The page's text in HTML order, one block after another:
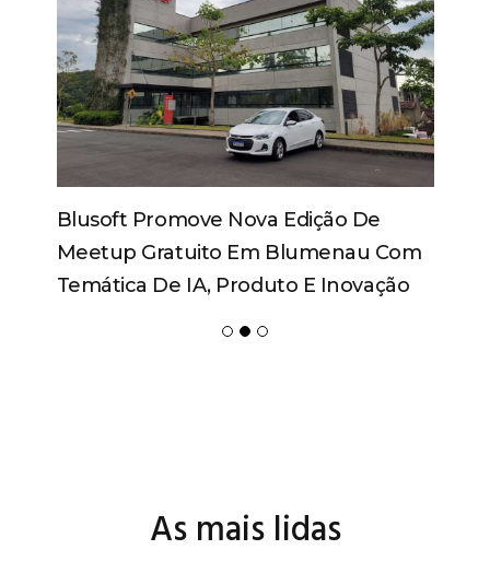
Blusoft Promove Nova Edição De
Meetup Gratuito Em Blumenau Com
Temática De IA, Produto E Inovação
As mais lidas